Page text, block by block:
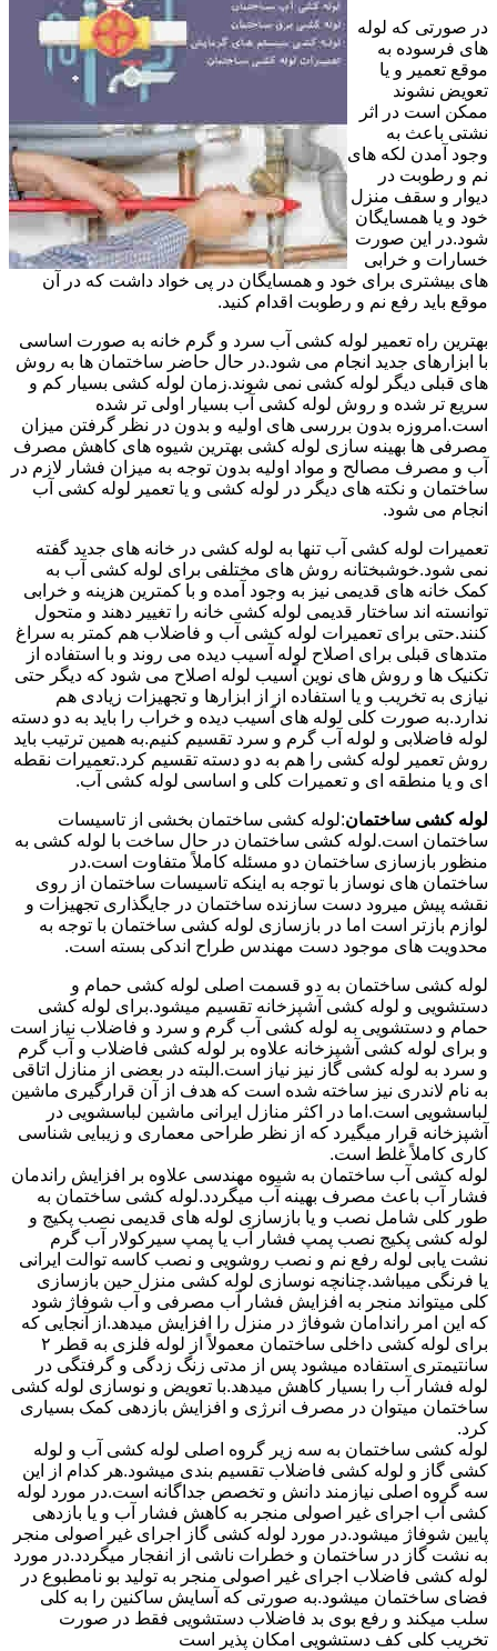
در صورتی که لوله
های فرسوده به
موقع تعمیر و یا
تعویض نشوند
ممکن است در اثر
نشتی باعث به
وجود آمدن لکه های
نم و رطوبت در
دیوار و سقف منزل
خود و یا همسایگان
شود.در این صورت
خسارات و خرابی
های بیشتری برای خود و همسایگان در پی خواد داشت که در آن
موقع باید رفع نم و رطوبت اقدام کنید.
بهترین راه تعمیر لوله کشی آب سرد و گرم خانه به صورت اساسی
با ابزارهای جدید انجام می شود.در حال حاضر ساختمان ها به روش
های قبلی دیگر لوله کشی نمی شوند.زمان لوله کشی بسیار کم و
سریع تر شده و روش لوله کشی آب بسیار اولی تر شده
است.امروزه بدون بررسی های اولیه و بدون در نظر گرفتن میزان
مصرفی ها بهینه سازی لوله کشی بهترین شیوه های کاهش مصرف
آب و مصرف مصالح و مواد اولیه بدون توجه به میزان فشار لازم در
ساختمان و نکته های دیگر در لوله کشی و یا تعمیر لوله کشی آب
انجام می شود.
تعمیرات لوله کشی آب تنها به لوله کشی در خانه های جدید گفته
نمی شود.خوشبختانه روش های مختلفی برای لوله کشی آب به
کمک خانه های قدیمی نیز به وجود آمده و با کمترین هزینه و خرابی
توانسته اند ساختار قدیمی لوله کشی خانه را تغییر دهند و متحول
کنند.حتی برای تعمیرات لوله کشی آب و فاضلاب هم کمتر به سراغ
متدهای قبلی برای اصلاح لوله آسیب دیده می روند و با استفاده از
تکنیک ها و روش های نوین آسیب لوله اصلاح می شود که دیگر حتی
نیازی به تخریب و یا استفاده از از ابزارها و تجهیزات زیادی هم
ندارد.به صورت کلی لوله های آسیب دیده و خراب را باید به دو دسته
لوله فاضلابی و لوله آب گرم و سرد تقسیم کنیم.به همین ترتیب باید
روش تعمیر لوله کشی را هم به دو دسته تقسیم کرد.تعمیرات نقطه
ای و یا منطقه ای و تعمیرات کلی و اساسی لوله کشی آب.
لوله کشی ساختمان:لوله کشی ساختمان بخشی از تاسیسات
ساختمان است.لوله کشی ساختمان در حال ساخت با لوله کشی به
منظور بازسازی ساختمان دو مسئله کاملاً متفاوت است.در
ساختمان های نوساز با توجه به اینکه تاسیسات ساختمان از روی
نقشه پیش میرود دست سازنده ساختمان در جایگذاری تجهیزات و
لوازم بازتر است اما در بازسازی لوله کشی ساختمان با توجه به
محدویت های موجود دست مهندس طراح اندکی بسته است.
لوله کشی ساختمان به دو قسمت اصلی لوله کشی حمام و
دستشویی و لوله کشی آشپزخانه تقسیم میشود.برای لوله کشی
حمام و دستشویی به لوله کشی آب گرم و سرد و فاضلاب نیاز است
و برای لوله کشی آشپزخانه علاوه بر لوله کشی فاضلاب و آب گرم
و سرد به لوله کشی گاز نیز نیاز است.البته در بعضی از منازل اتاقی
به نام لاندری نیز ساخته شده است که هدف از آن قرارگیری ماشین
لباسشویی است.اما در اکثر منازل ایرانی ماشین لباسشویی در
آشپزخانه قرار میگیرد که از نظر طراحی معماری و زیبایی شناسی
کاری کاملاً غلط است.
لوله کشی آب ساختمان به شیوه مهندسی علاوه بر افزایش راندمان
فشار آب باعث مصرف بهینه آب میگردد.لوله کشی ساختمان به
طور کلی شامل نصب و یا بازسازی لوله های قدیمی نصب پکیج و
لوله کشی پکیج نصب پمپ فشار آب یا پمپ سیرکولار آب گرم
نشت یابی لوله رفع نم و نصب روشویی و نصب کاسه توالت ایرانی
یا فرنگی میباشد.چنانچه نوسازی لوله کشی منزل حین بازسازی
کلی میتواند منجر به افزایش فشار آب مصرفی و آب شوفاژ شود
که این امر راندامان شوفاژ در منزل را افزایش میدهد.از آنجایی که
برای لوله کشی داخلی ساختمان معمولاً از لوله فلزی به قطر ۲
سانتیمتری استفاده میشود پس از مدتی زنگ زدگی و گرفتگی در
لوله فشار آب را بسیار کاهش میدهد.با تعویض و نوسازی لوله کشی
ساختمان میتوان در مصرف انرژی و افزایش بازدهی کمک بسیاری
کرد.
لوله کشی ساختمان به سه زیر گروه اصلی لوله کشی آب و لوله
کشی گاز و لوله کشی فاضلاب تقسیم بندی میشود.هر کدام از این
سه گروه اصلی نیازمند دانش و تخصص جداگانه است.در مورد لوله
کشی آب اجرای غیر اصولی منجر به کاهش فشار آب و یا بازدهی
پایین شوفاژ میشود.در مورد لوله کشی گاز اجرای غیر اصولی منجر
به نشت گاز در ساختمان و خطرات ناشی از انفجار میگردد.در مورد
لوله کشی فاضلاب اجرای غیر اصولی منجر به تولید بو نامطبوع در
فضای ساختمان میشود.به صورتی که آسایش ساکنین را به کلی
سلب میکند و رفع بوی بد فاضلاب دستشویی فقط در صورت
تخریب کلی کف دستشویی امکان پذیر است